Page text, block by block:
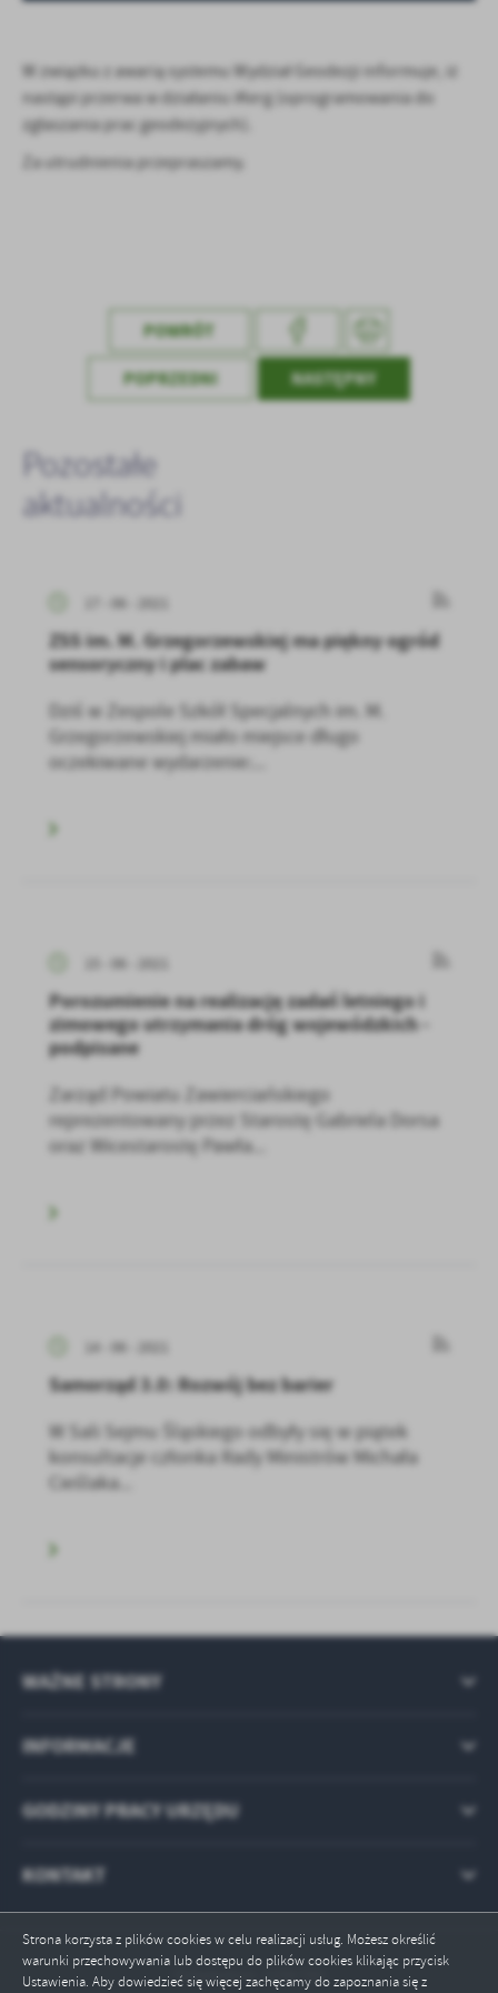
Strona korzysta z plików cookies w celu realizacji usług. Możesz określić
warunki przechowywania lub dostępu do plików cookies klikając przycisk
Ustawienia. Aby dowiedzieć się więcej zachęcamy do zapoznania się z
W związku z awarią systemu Wydział Geodezji informuje, iż
nastąpi przerwa w działaniu iKerg (oprogramowania do
zgłaszania prac geodezyjnych).
Za utrudnienia przepraszamy.
POWRÓT
POPRZEDNI NASTĘPNY
Pozostałe
aktualności
17 - 06 - 2021
ZSS im. M. Grzegorzewskiej ma piękny ogród
sensoryczny i plac zabaw
Dziś w Zespole Szkół Specjalnych im. M.
Grzegorzewskiej miało miejsce długo
oczekiwane wydarzenie:...
15 - 06 - 2021
Porozumienie na realizację zadań letniego i
zimowego utrzymania dróg wojewódzkich -
podpisane
Zarząd Powiatu Zawierciańskiego
reprezentowany przez Starostę Gabriela Dorsa
oraz Wicestarostę Pawła...
14 - 06 - 2021
Samorząd 3.0: Rozwój bez barier
W Sali Sejmu Śląskiego odbyły się w piątek
konsultacje członka Rady Ministrów Michała
Cieślaka...
WAŻNE STRONY
INFORMACJE
GODZINY PRACY URZĘDU
KONTAKT
Odwiedzin: 2296780